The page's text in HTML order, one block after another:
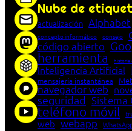
Nube de
actualización Alphabet
concepto informático consejo
código abierto
herramienta historia
Inteligencia Artificial
mensajería instantánea
navegador web
seguridad Sistema
teléfono móvil
web webapp